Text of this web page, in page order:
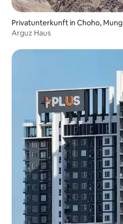
Privatunterkunft in Choho, Mung
Arguz Haus